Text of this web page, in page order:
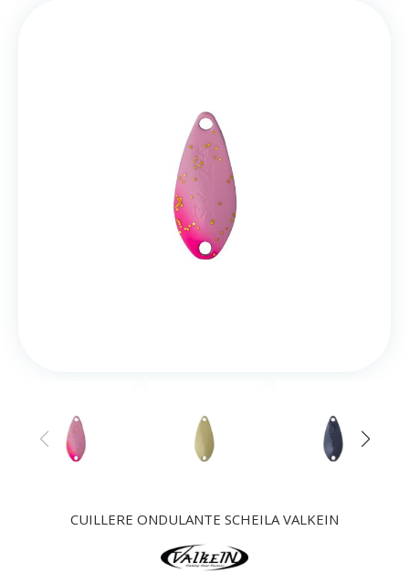
CUILLERE ONDULANTE SCHEILA VALKEIN